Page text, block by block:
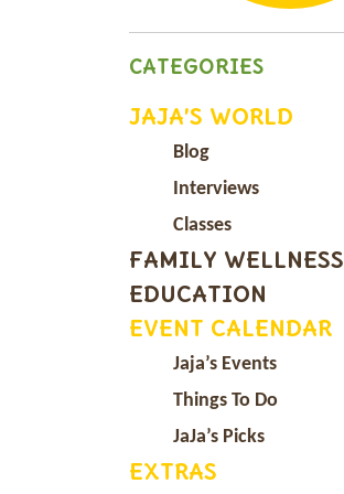
CATEGORIES
JAJA’S WORLD
Blog
Interviews
Classes
FAMILY WELLNESS
EDUCATION
EVENT CALENDAR
Jaja’s Events
Things To Do
JaJa’s Picks
EXTRAS